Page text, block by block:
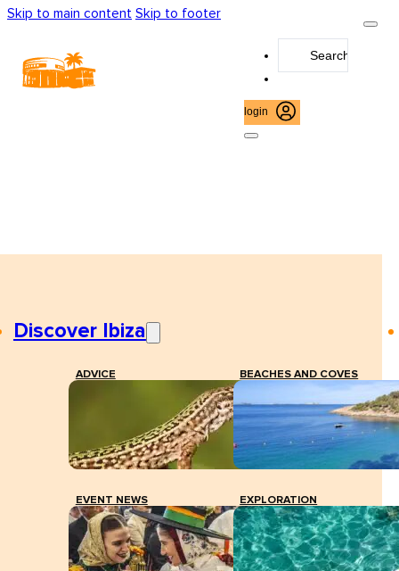
Skip to main content Skip to footer
login
Discover Ibiza
ADVICE BEACHES AND COVES
EVENT NEWS EXPLORATION